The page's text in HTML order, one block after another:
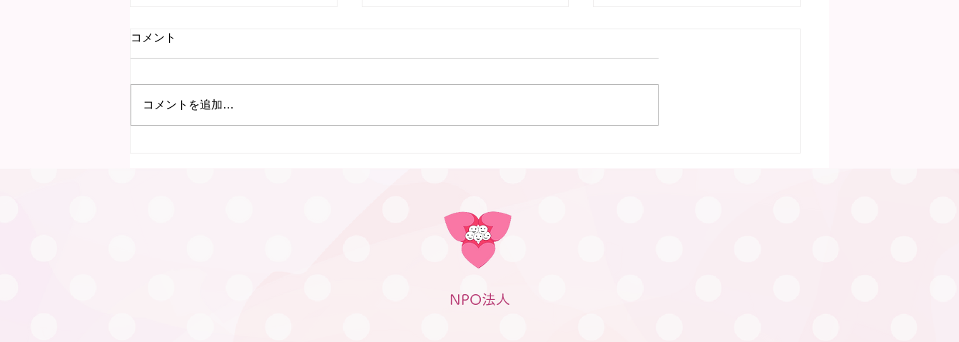
ました。 今回も、「プレママパ
ありますか？」と尋ねても、ふた
ごの妊娠、ましてや初めての妊娠
で「分からないことが分からな
い。」とのお返事。 そのため、
コメント
コメントを追加…
NPO法人